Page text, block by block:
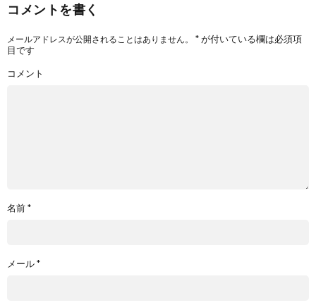
コメントを書く
メールアドレスが公開されることはありません。 *が付いている欄は必須項
目です
コメント
名前*
メール*